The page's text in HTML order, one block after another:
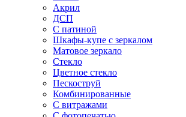
Акрил
ДСП
С патиной
Шкафы-купе с зеркалом
Матовое зеркало
Стекло
Цветное стекло
Пескоструй
Комбинированные
С витражами